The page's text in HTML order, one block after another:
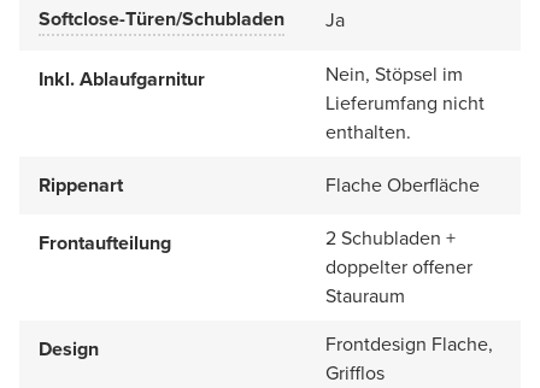
Softclose-Türen/Schubladen Ja
Inkl. Ablaufgarnitur
Nein, Stöpsel im
Lieferumfang nicht
enthalten.
Rippenart
Flache Oberfläche
Frontaufteilung
2 Schubladen +
doppelter offener
Stauraum
Design
Frontdesign Flache,
Grifflos